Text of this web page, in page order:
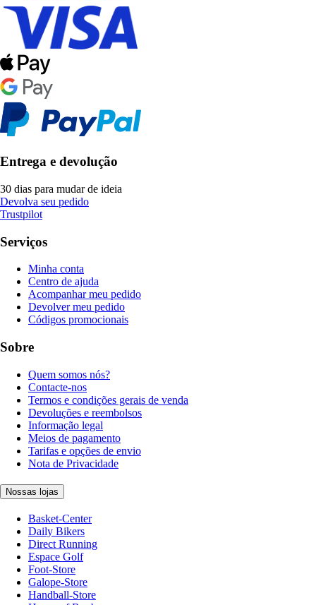
Entrega e devolução
30 dias para mudar de ideia
Devolva seu pedido
Trustpilot
Serviços
Minha conta
Centro de ajuda
Acompanhar meu pedido
Devolver meu pedido
Códigos promocionais
Sobre
Quem somos nós?
Contacte-nos
Termos e condições gerais de venda
Devoluções e reembolsos
Informação legal
Meios de pagamento
Tarifas e opções de envio
Nota de Privacidade
Nossas lojas
Basket-Center
Daily Bikers
Direct Running
Espace Golf
Foot-Store
Galope-Store
Handball-Store